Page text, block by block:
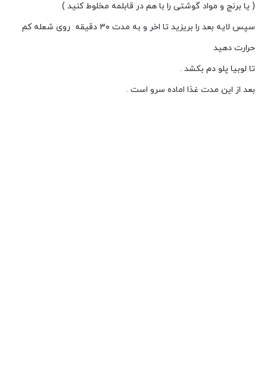
( یا برنج و مواد گوشتی را با هم در قابلمه مخلوط کنید )
سپس لایه بعد را بریزید تا اخر و به مدت ۳۰ دقیقه روی شعله کم
حرارت دهید
تا لوبیا پلو دم بکشد .
بعد از این مدت غذا اماده سرو است .